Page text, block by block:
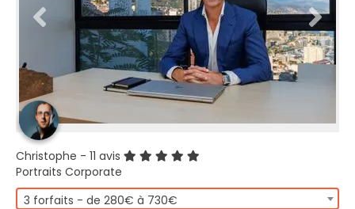
Christophe - 11 avis
Portraits Corporate
3 forfaits - de 280€ à 730€